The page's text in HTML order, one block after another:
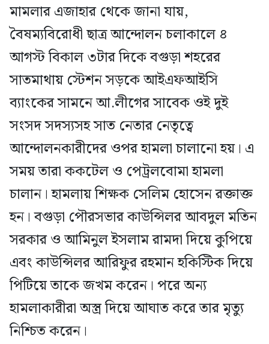
মামলার এজাহার থেকে জানা যায়,
বৈষম্যবিরোধী ছাত্র আন্দোলন চলাকালে ৪
আগস্ট বিকাল ৩টার দিকে বগুড়া শহরের
সাতমাথায় স্টেশন সড়কে আইএফআইসি
ব্যাংকের সামনে আ.লীগের সাবেক ওই দুই
সংসদ সদস্যসহ সাত নেতার নেতৃত্বে
আন্দোলনকারীদের ওপর হামলা চালানো হয়। এ
সময় তারা ককটেল ও পেট্রলবোমা হামলা
চালান। হামলায় শিক্ষক সেলিম হোসেন রক্তাক্ত
হন। বগুড়া পৌরসভার কাউন্সিলর আবদুল মতিন
সরকার ও আমিনুল ইসলাম রামদা দিয়ে কুপিয়ে
এবং কাউন্সিলর আরিফুর রহমান হকিস্টিক দিয়ে
পিটিয়ে তাকে জখম করেন। পরে অন্য
হামলাকারীরা অস্ত্র দিয়ে আঘাত করে তার মৃত্যু
নিশ্চিত করেন।